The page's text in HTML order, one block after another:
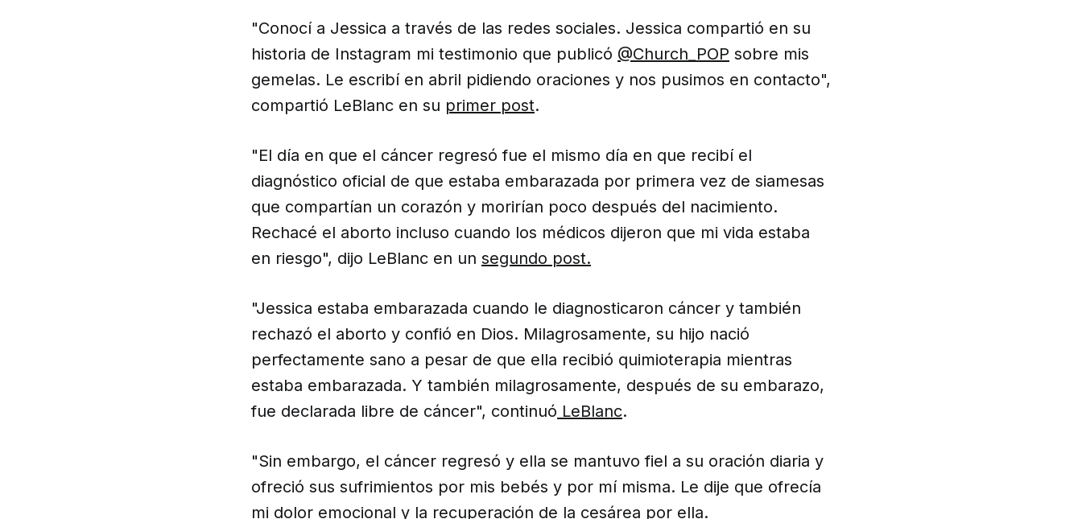
"Conocí a Jessica a través de las redes sociales. Jessica compartió en su
historia de Instagram mi testimonio que publicó @Church_POP sobre mis
gemelas. Le escribí en abril pidiendo oraciones y nos pusimos en contacto",
compartió LeBlanc en su primer post.
"El día en que el cáncer regresó fue el mismo día en que recibí el
diagnóstico oficial de que estaba embarazada por primera vez de siamesas
que compartían un corazón y morirían poco después del nacimiento.
Rechacé el aborto incluso cuando los médicos dijeron que mi vida estaba
en riesgo", dijo LeBlanc en un segundo post.
"Jessica estaba embarazada cuando le diagnosticaron cáncer y también
rechazó el aborto y confió en Dios. Milagrosamente, su hijo nació
perfectamente sano a pesar de que ella recibió quimioterapia mientras
estaba embarazada. Y también milagrosamente, después de su embarazo,
fue declarada libre de cáncer", continuó LeBlanc.
"Sin embargo, el cáncer regresó y ella se mantuvo fiel a su oración diaria y
ofreció sus sufrimientos por mis bebés y por mí misma. Le dije que ofrecía
mi dolor emocional y la recuperación de la cesárea por ella.